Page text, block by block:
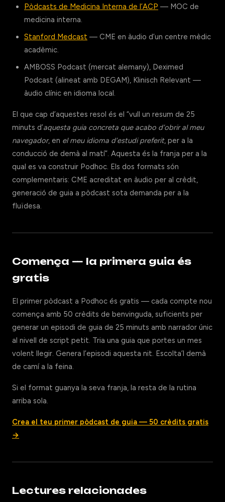
Pòdcasts de Medicina Interna de l’ACP — MOC de
medicina interna.
Stanford Medcast — CME en àudio d’un centre mèdic
acadèmic.
AMBOSS Podcast (mercat alemany), Deximed
Podcast (alineat amb DEGAM), Klinisch Relevant —
àudio clínic en idioma local.
El que cap d’aquestes resol és el “vull un resum de 25
minuts d’aquesta guia concreta que acabo d’obrir al meu
navegador, en el meu idioma d’estudi preferit, per a la
conducció de demà al matí”. Aquesta és la franja per a la
qual es va construir Podhoc. Els dos formats són
complementaris: CME acreditat en àudio per al crèdit,
generació de guia a pòdcast sota demanda per a la
fluïdesa.
Comença — la primera guia és
gratis
El primer pòdcast a Podhoc és gratis — cada compte nou
comença amb 50 crèdits de benvinguda, suficients per
generar un episodi de guia de 25 minuts amb narrador únic
al nivell de script petit. Tria una guia que portes un mes
volent llegir. Genera l’episodi aquesta nit. Escolta’l demà
de camí a la feina.
Si el format guanya la seva franja, la resta de la rutina
arriba sola.
Crea el teu primer pòdcast de guia — 50 crèdits gratis
→
Lectures relacionades